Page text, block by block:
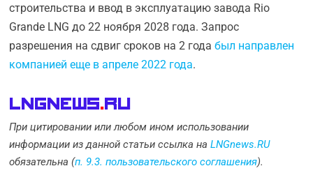
строительства и ввод в эксплуатацию завода Rio
Grande LNG до 22 ноября 2028 года. Запрос
разрешения на сдвиг сроков на 2 годабыл направлен
компанией еще в апреле 2022 года.
LNGnews. Ru
При цитировании или любом ином использовании
информации из данной статьи ссылка наLNGnews.RU
обязательна (п. 9.3. пользовательского соглашения).